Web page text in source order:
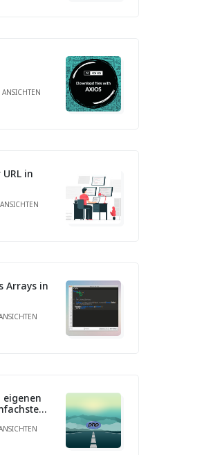
in
Arrays in
eigenen